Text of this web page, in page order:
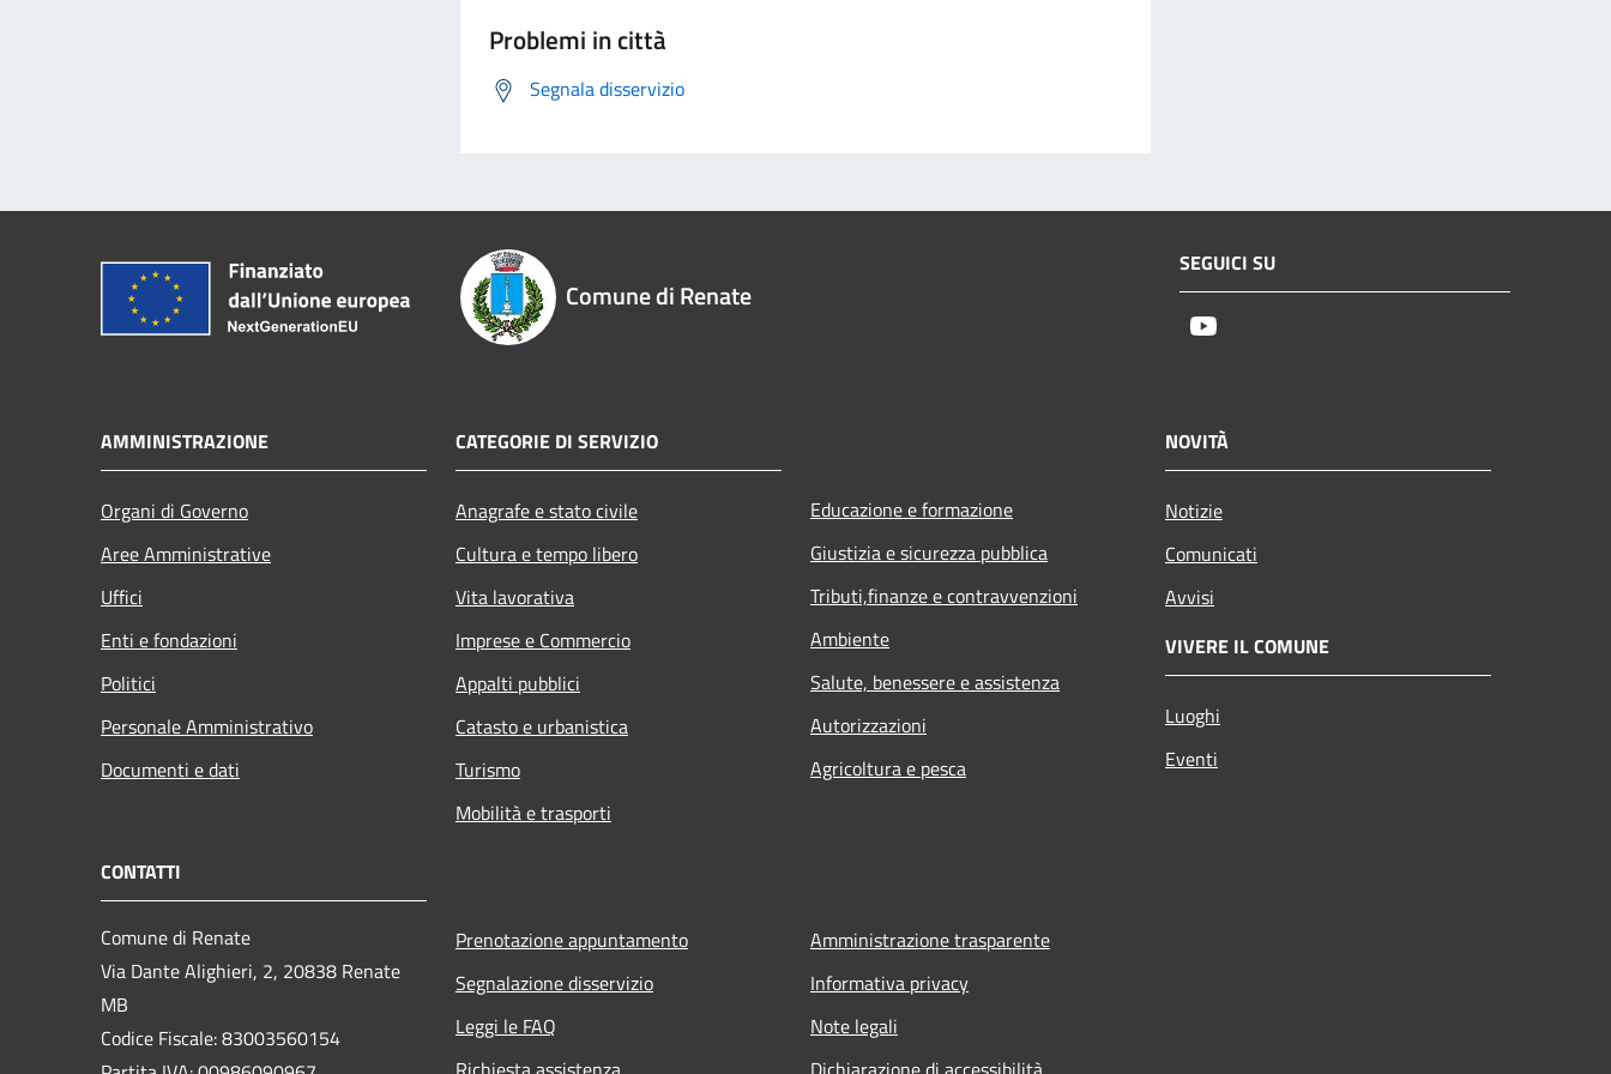
Problemi in città
Segnala disservizio
Comune di Renate
SEGUICI SU
AMMINISTRAZIONE
Organi di Governo
Aree Amministrative
Uffici
Enti e fondazioni
Politici
Personale Amministrativo
Documenti e dati
CATEGORIE DI SERVIZIO
Anagrafe e stato civile
Cultura e tempo libero
Vita lavorativa
Imprese e Commercio
Appalti pubblici
Catasto e urbanistica
Turismo
Mobilità e trasporti
Educazione e formazione
Giustizia e sicurezza pubblica
Tributi,finanze e contravvenzioni
Ambiente
Salute, benessere e assistenza
Autorizzazioni
Agricoltura e pesca
NOVITÀ
Notizie
Comunicati
Avvisi
VIVERE IL COMUNE
Luoghi
Eventi
CONTATTI
Comune di Renate
Via Dante Alighieri, 2, 20838 Renate
MB
Codice Fiscale: 83003560154
Prenotazione appuntamento
Segnalazione disservizio
Leggi le FAQ
Amministrazione trasparente
Informativa privacy
Note legali